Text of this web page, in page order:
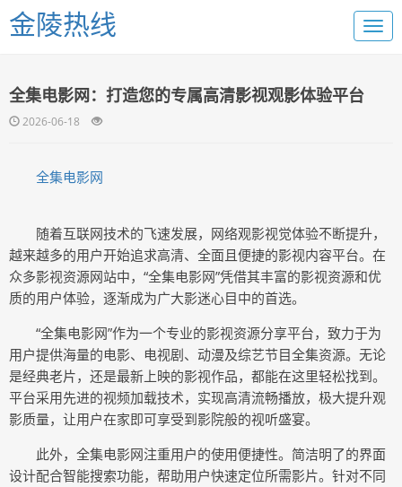
金陵热线
全集电影网：打造您的专属高清影视观影体验平台
2026-06-18
全集电影网
随着互联网技术的飞速发展，网络观影视觉体验不断提升，
越来越多的用户开始追求高清、全面且便捷的影视内容平台。在
众多影视资源网站中，“全集电影网”凭借其丰富的影视资源和优
质的用户体验，逐渐成为广大影迷心目中的首选。
“全集电影网”作为一个专业的影视资源分享平台，致力于为
用户提供海量的电影、电视剧、动漫及综艺节目全集资源。无论
是经典老片，还是最新上映的影视作品，都能在这里轻松找到。
平台采用先进的视频加载技术，实现高清流畅播放，极大提升观
影质量，让用户在家即可享受到影院般的视听盛宴。
此外，全集电影网注重用户的使用便捷性。简洁明了的界面
设计配合智能搜索功能，帮助用户快速定位所需影片。针对不同